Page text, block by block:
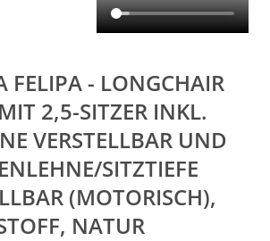
FELIPA - LONGCHAIR
2,5-SITZER INKL.
VERSTELLBAR UND
SITZTIEFE
(MOTORISCH),
NATUR